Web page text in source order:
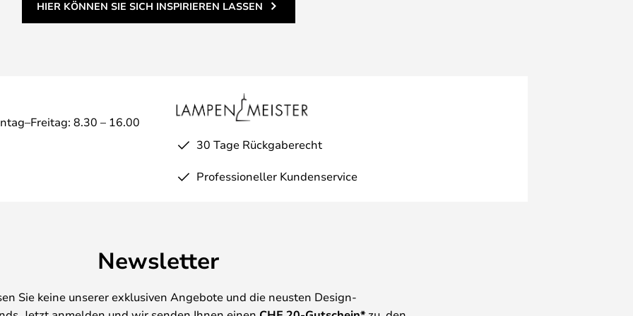
im Innen- als auch im
mit einem Kelvin Schalter
zwischen 2700K und
warmweißer und
der in seinem Ausdruck
HIER KÖNNEN SIE SICH INSPIRIEREN LASSEN
8.30 – 16.00
30 Tage Rückgaberecht
Professioneller Kundenservice
Newsletter
Sie keine unserer exklusiven Angebote und die neusten Design-